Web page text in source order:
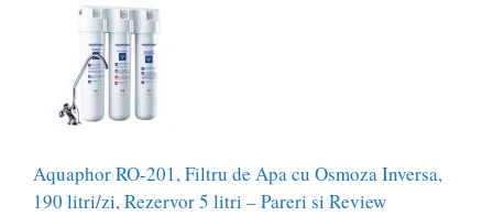
Aquaphor RO-201, Filtru de Apa cu Osmoza Inversa,
190 litri/zi, Rezervor 5 litri – Pareri si Review